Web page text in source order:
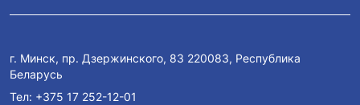
г. Минск, пр. Дзержинского, 83 220083, Республика
Беларусь
Тел: +375 17 252-12-01